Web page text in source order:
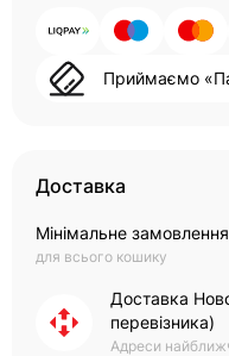
Приймаємо
Доставка
Мінімальне замовлення
для всього кошику
Доставка
перевізника)
Адреси